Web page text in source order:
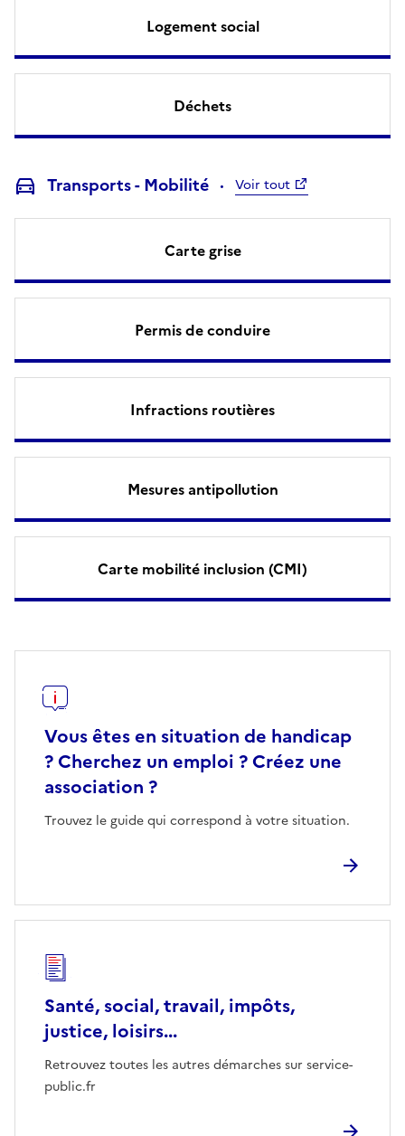
Logement social
Déchets
Transports - Mobilité Voir tout
Carte grise
Permis de conduire
Infractions routières
Mesures antipollution
Carte mobilité inclusion (CMI)
Vous êtes en situation de handicap
? Cherchez un emploi ? Créez une
association ?
Trouvez le guide qui correspond à votre situation.
Santé, social, travail, impôts,
justice, loisirs...
Retrouvez toutes les autres démarches sur service-
public.fr